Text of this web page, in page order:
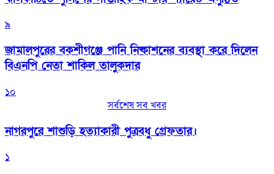
৯
জামালপুরের বকশীগঞ্জে পানি নিষ্কাশনের ব্যবস্থা করে দিলেন
বিএনপি নেতা শাকিল তালুকদার
১০
সর্বশেষ সব খবর
নাগরপুরে শাশুড়ি হত্যাকারী পুত্রবধু গ্রেফতার।
১